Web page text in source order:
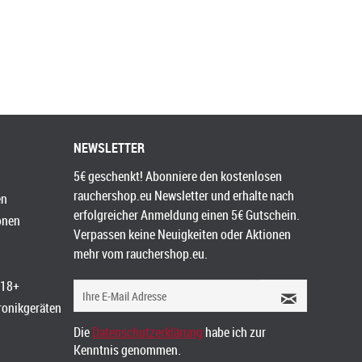
NEWSLETTER
5€ geschenkt! Abonniere den kostenlosen
rauchershop.eu Newsletter und erhalte nach
erfolgreicher Anmeldung einen 5€ Gutschein.
Verpassen keine Neuigkeiten oder Aktionen
mehr vom rauchershop.eu.
DieDatenschutzerklärung habe ich zur
Kenntnis genommen.